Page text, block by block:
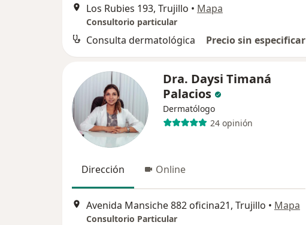
Los Rubies 193, Trujillo • Mapa
Consultorio particular
Consulta dermatológica Precio sin especificar
Dra. Daysi Timaná
Palacios
Dermatólogo
24 opinión
Dirección Online
Avenida Mansiche 882 oficina21, Trujillo • Mapa
Consultorio Particular